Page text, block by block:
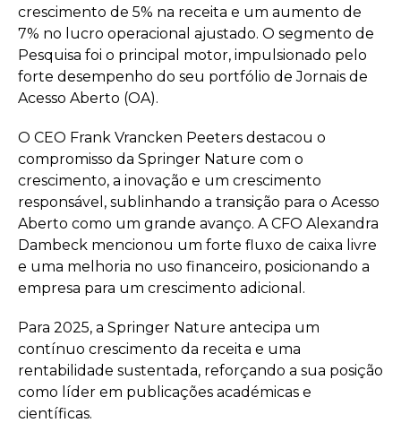
crescimento de 5% na receita e um aumento de
7% no lucro operacional ajustado. O segmento de
Pesquisa foi o principal motor, impulsionado pelo
forte desempenho do seu portfólio de Jornais de
Acesso Aberto (OA).
O CEO Frank Vrancken Peeters destacou o
compromisso da Springer Nature com o
crescimento, a inovação e um crescimento
responsável, sublinhando a transição para o Acesso
Aberto como um grande avanço. A CFO Alexandra
Dambeck mencionou um forte fluxo de caixa livre
e uma melhoria no uso financeiro, posicionando a
empresa para um crescimento adicional.
Para 2025, a Springer Nature antecipa um
contínuo crescimento da receita e uma
rentabilidade sustentada, reforçando a sua posição
como líder em publicações académicas e
científicas.